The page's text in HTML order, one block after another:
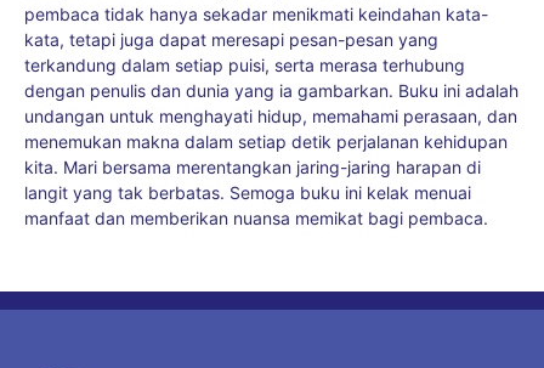
pembaca tidak hanya sekadar menikmati keindahan kata-
kata, tetapi juga dapat meresapi pesan-pesan yang
terkandung dalam setiap puisi, serta merasa terhubung
dengan penulis dan dunia yang ia gambarkan. Buku ini adalah
undangan untuk menghayati hidup, memahami perasaan, dan
menemukan makna dalam setiap detik perjalanan kehidupan
kita. Mari bersama merentangkan jaring-jaring harapan di
langit yang tak berbatas. Semoga buku ini kelak menuai
manfaat dan memberikan nuansa memikat bagi pembaca.